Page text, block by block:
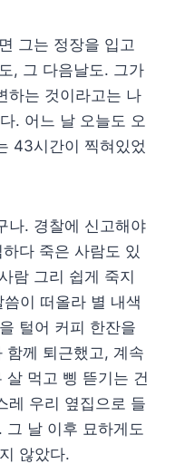
그는 정장을 입고
, 그 다음날도. 그가
하는 것이라고는 나
. 어느 날 오늘도 오
43시간이 찍혀있었
나. 경찰에 신고해야
다 죽은 사람도 있
람 그리 쉽게 죽지
이 떠올라 별 내색
털어 커피 한잔을
함께 퇴근했고, 계속
살 먹고 삥 뜯기는 건
레 우리 옆집으로 들
그 날 이후 묘하게도
않았다.